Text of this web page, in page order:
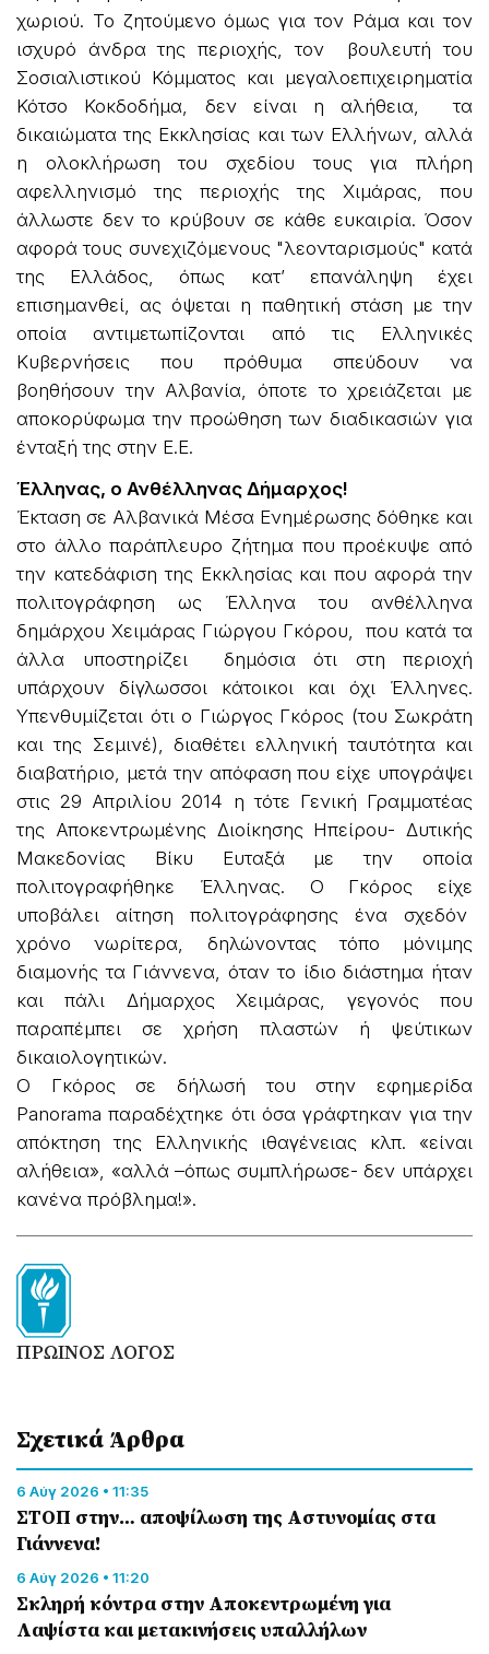
χωριού. Το ζητούμενο όμως για τον Ράμα και τον
ισχυρό άνδρα της περιοχής, τον βουλευτή του
Σοσιαλιστικού Κόμματος και μεγαλοεπιχειρηματία
Κότσο Κοκδοδήμα, δεν είναι η αλήθεια, τα
δικαιώματα της Εκκλησίας και των Ελλήνων, αλλά
η ολοκλήρωση του σχεδίου τους για πλήρη
αφελληνισμό της περιοχής της Χιμάρας, που
άλλωστε δεν το κρύβουν σε κάθε ευκαιρία. Όσον
αφορά τους συνεχιζόμενους "λεονταρισμούς" κατά
της Ελλάδος, όπως κατ’ επανάληψη έχει
επισημανθεί, ας όψεται η παθητική στάση με την
οποία αντιμετωπίζονται από τις Ελληνικές
Κυβερνήσεις που πρόθυμα σπεύδουν να
βοηθήσουν την Αλβανία, όποτε το χρειάζεται με
αποκορύφωμα την προώθηση των διαδικασιών για
ένταξή της στην Ε.Ε.
Έλληνας, ο Ανθέλληνας Δήμαρχος!
Έκταση σε Αλβανικά Μέσα Ενημέρωσης δόθηκε και
στο άλλο παράπλευρο ζήτημα που προέκυψε από
την κατεδάφιση της Εκκλησίας και που αφορά την
πολιτογράφηση ως Έλληνα του ανθέλληνα
δημάρχου Χειμάρας Γιώργου Γκόρου, που κατά τα
άλλα υποστηρίζει δημόσια ότι στη περιοχή
υπάρχουν δίγλωσσοι κάτοικοι και όχι Έλληνες.
Υπενθυμίζεται ότι ο Γιώργος Γκόρος (του Σωκράτη
και της Σεμινέ), διαθέτει ελληνική ταυτότητα και
διαβατήριο, μετά την απόφαση που είχε υπογράψει
στις 29 Απριλίου 2014 η τότε Γενική Γραμματέας
της Αποκεντρωμένης Διοίκησης Ηπείρου- Δυτικής
Μακεδονίας Βίκυ Ευταξά με την οποία
πολιτογραφήθηκε Έλληνας. Ο Γκόρος είχε
υποβάλει αίτηση πολιτογράφησης ένα σχεδόν
χρόνο νωρίτερα, δηλώνοντας τόπο μόνιμης
διαμονής τα Γιάννενα, όταν το ίδιο διάστημα ήταν
και πάλι Δήμαρχος Χειμάρας, γεγονός που
παραπέμπει σε χρήση πλαστών ή ψεύτικων
δικαιολογητικών.
Ο Γκόρος σε δήλωσή του στην εφημερίδα
Panorama παραδέχτηκε ότι όσα γράφτηκαν για την
απόκτηση της Ελληνικής ιθαγένειας κλπ. «είναι
αλήθεια», «αλλά –όπως συμπλήρωσε- δεν υπάρχει
κανένα πρόβλημα!».
ΠΡΩΙΝΟΣ ΛΟΓΟΣ
Σχετικά Άρθρα
6 Αύγ 2026 • 11:35
ΣΤΟΠ στην… αποψίλωση της Αστυνομίας στα
Γιάννενα!
6 Αύγ 2026 • 11:20
Σκληρή κόντρα στην Αποκεντρωμένη για
Λαψίστα και μετακινήσεις υπαλλήλων